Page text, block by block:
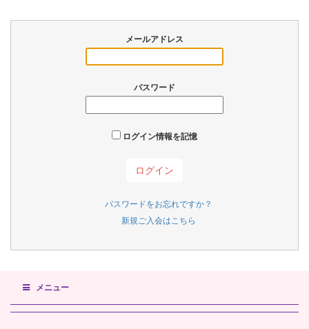
メールアドレス
パスワード
ログイン情報を記憶
パスワードをお忘れですか？
新規ご入会はこちら
メニュー